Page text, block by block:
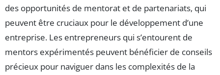
des opportunités de mentorat et de partenariats, qui
peuvent être cruciaux pour le développement d’une
entreprise. Les entrepreneurs qui s’entourent de
mentors expérimentés peuvent bénéficier de conseils
précieux pour naviguer dans les complexités de la